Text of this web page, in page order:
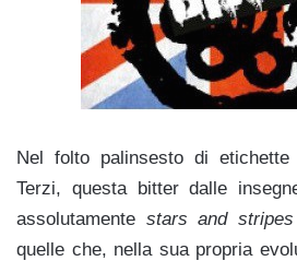
Nel folto palinsesto di
Terzi, questa bitter dalle
assolutamente stars and stripes
quelle che, nella sua propria